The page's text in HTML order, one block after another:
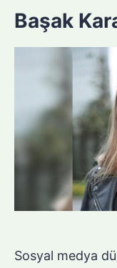
Başak
Sosyal medya